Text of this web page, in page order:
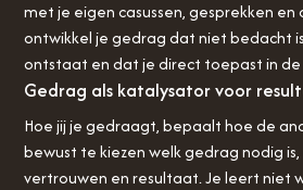
met je eigen casussen, gesprekken en
ontwikkel je gedrag dat niet bedacht
ontstaat en dat je direct toepast in
Gedrag als katalysator voor
Hoe jij je gedraagt, bepaalt hoe de
bewust te kiezen welk gedrag nodig
vertrouwen en resultaat. Je leert niet